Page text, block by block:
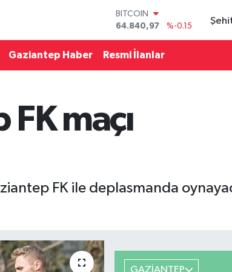
BITCOIN
64.840,97
%-0.15
DOLAR
47,7436
GRAM ALTIN
6660.55
BİST100
Gaziantep Haber Resmi İlanlar
maçı
FK ile deplasmanda
GAZİANTEP